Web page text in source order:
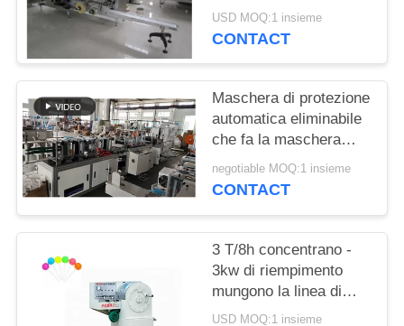
imballatrice
USD MOQ:1 insieme
CONTACT
Maschera di protezione
automatica eliminabile
che fa la maschera
della macchina/N95
Kn95 Fpp2 che fa
negotiable MOQ:1 insieme
CONTACT
3 T/8h concentrano -
3kw di riempimento
mungono la linea di
produzione di Candy
USD MOQ:1 insieme